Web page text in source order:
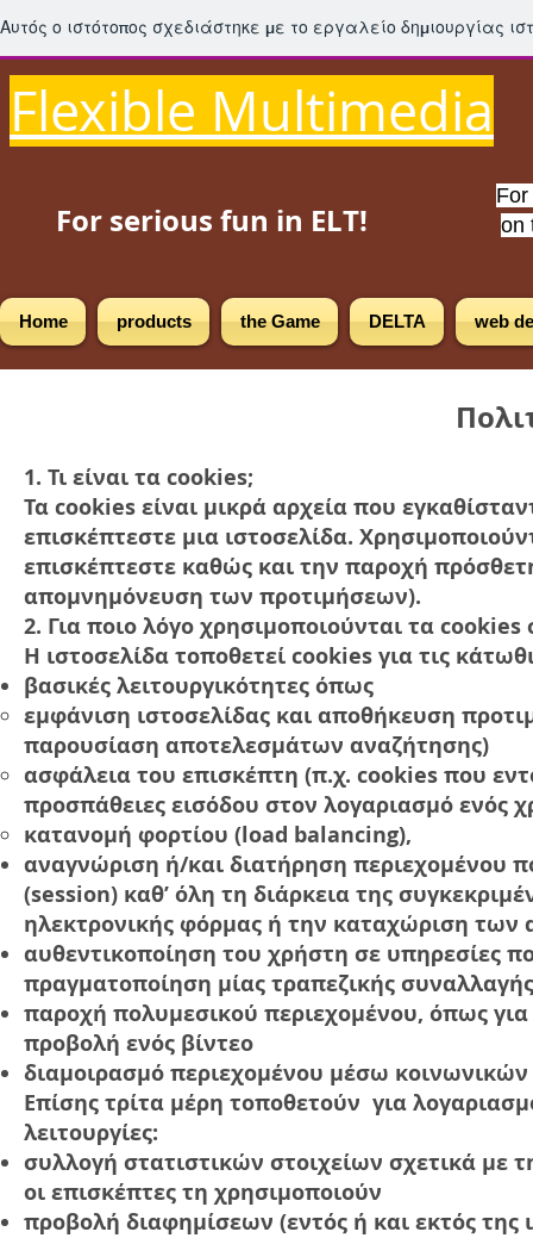
Αυτός ο ιστότοπος σχεδιάστηκε με το εργαλείο δημιουργίας
Flexible Multimedia
For serious fun in ELT!
on
Home products the Game DELTA web
1. Τι είναι τα cookies;
Τα cookies είναι μικρά αρχεία που
επισκέπτεστε μια ιστοσελίδα.
επισκέπτεστε καθώς και την παροχή
απομνημόνευση των προτιμήσεων).
2. Για ποιο λόγο χρησιμοποιούνται τα
Η ιστοσελίδα τοποθετεί cookies για τις
βασικές λειτουργικότητες όπως
εμφάνιση ιστοσελίδας και αποθήκευση
παρουσίαση αποτελεσμάτων αναζήτησης)
ασφάλεια του επισκέπτη (π.χ. cookies που
προσπάθειες εισόδου στον λογαριασμό ενός
κατανομή φορτίου (load balancing),
αναγνώριση ή/και διατήρηση περιεχομένου
(session) καθ’ όλη τη διάρκεια της
ηλεκτρονικής φόρμας ή την καταχώριση
αυθεντικοποίηση του χρήστη σε υπηρεσίες
πραγματοποίηση μίας τραπεζικής
παροχή πολυμεσικού περιεχομένου, όπως
προβολή ενός βίντεο
διαμοιρασμό περιεχομένου μέσω
Επίσης τρίτα μέρη τοποθετούν για
λειτουργίες:
συλλογή στατιστικών στοιχείων σχετικά με
οι επισκέπτες τη χρησιμοποιούν
προβολή διαφημίσεων (εντός ή και εκτός της